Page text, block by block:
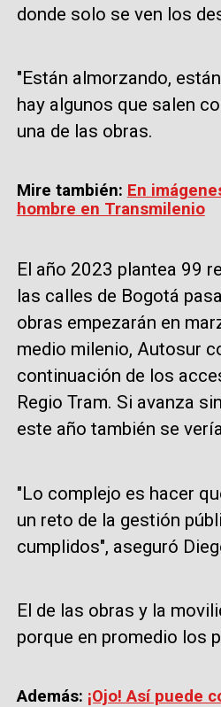
donde solo se ven los
"Están almorzando,
hay algunos que salen
una de las obras.
Mire también: En
hombre en Transmilenio
El año 2023 plantea 99
las calles de Bogotá
obras empezarán en
medio milenio, Autosur
continuación de los
Regio Tram. Si avanza
este año también se
"Lo complejo es hacer
un reto de la gestión
cumplidos", aseguró
El de las obras y la
porque en promedio los
Además: ¡Ojo! Así puede